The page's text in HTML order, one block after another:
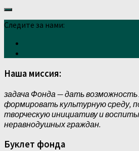
Следите за нами:
Наша миссия:
задача Фонда — дать
формировать культурную среду,
творческую инициативу и
неравнодушных граждан.
Буклет фонда